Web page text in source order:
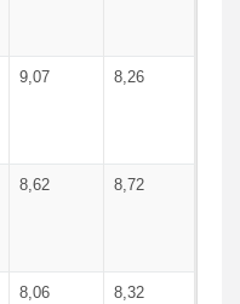
9,07 8,26
8,62 8,72
8,06 8,32